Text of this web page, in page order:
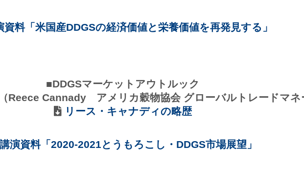
料「米国産DDGSの経済価値と栄養価値を再発見する」
■DDGSマーケットアウトルック
Reece Cannady アメリカ穀物協会 グローバルトレードマネ
リース・キャナディの略歴
演資料「2020-2021とうもろこし・DDGS市場展望」